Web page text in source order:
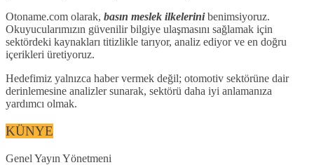
Otoname.com olarak, basın meslek ilkelerinibenimsiyoruz.
Okuyucularımızın güvenilir bilgiye ulaşmasını sağlamak için
sektördeki kaynakları titizlikle tarıyor, analiz ediyor ve en doğru
içerikleri üretiyoruz.
Hedefimiz yalnızca haber vermek değil; otomotiv sektörüne dair
derinlemesine analizler sunarak, sektörü daha iyi anlamanıza
yardımcı olmak.
KÜNYE
Genel Yayın Yönetmeni